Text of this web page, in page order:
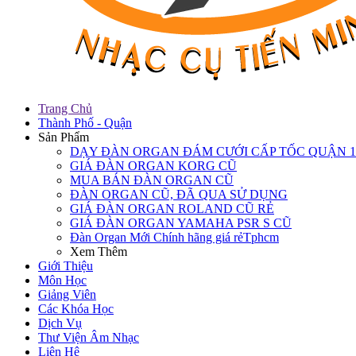
Trang Chủ
Thành Phố - Quận
Sản Phẩm
DẠY ĐÀN ORGAN ĐÁM CƯỚI CẤP TỐC QUẬN
GIÁ ĐÀN ORGAN KORG CŨ
MUA BÁN ĐÀN ORGAN CŨ
ĐÀN ORGAN CŨ, ĐÃ QUA SỬ DỤNG
GIÁ ĐÀN ORGAN ROLAND CŨ RẺ
GIÁ ĐÀN ORGAN YAMAHA PSR S CŨ
Đàn Organ Mới Chính hãng giá rẻTphcm
Xem Thêm
Giới Thiệu
Môn Học
Giảng Viên
Các Khóa Học
Dịch Vụ
Thư Viện Âm Nhạc
Liên Hệ